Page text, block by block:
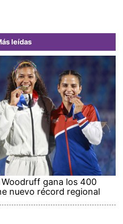
leídas
gana los 400
nuevo récord regional